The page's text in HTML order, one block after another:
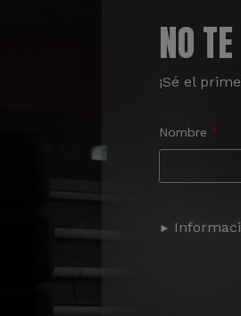
NO
¡Sé el
Nombre